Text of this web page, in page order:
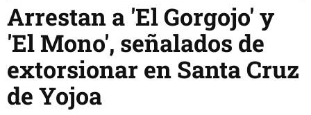
Arrestan a 'El Gorgojo' y
'El Mono', señalados de
extorsionar en Santa Cruz
de Yojoa